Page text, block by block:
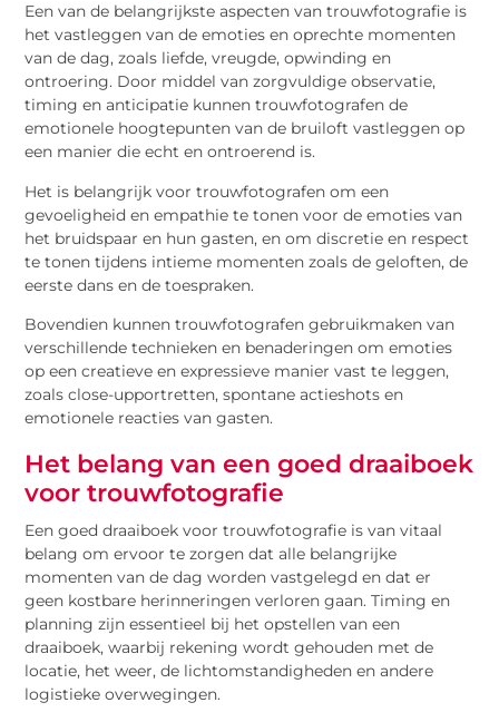
Een van de belangrijkste aspecten van trouwfotografie is
het vastleggen van de emoties en oprechte momenten
van de dag, zoals liefde, vreugde, opwinding en
ontroering. Door middel van zorgvuldige observatie,
timing en anticipatie kunnen trouwfotografen de
emotionele hoogtepunten van de bruiloft vastleggen op
een manier die echt en ontroerend is.
Het is belangrijk voor trouwfotografen om een
gevoeligheid en empathie te tonen voor de emoties van
het bruidspaar en hun gasten, en om discretie en respect
te tonen tijdens intieme momenten zoals de geloften, de
eerste dans en de toespraken.
Bovendien kunnen trouwfotografen gebruikmaken van
verschillende technieken en benaderingen om emoties
op een creatieve en expressieve manier vast te leggen,
zoals close-upportretten, spontane actieshots en
emotionele reacties van gasten.
Het belang van een goed draaiboek
voor trouwfotografie
Een goed draaiboek voor trouwfotografie is van vitaal
belang om ervoor te zorgen dat alle belangrijke
momenten van de dag worden vastgelegd en dat er
geen kostbare herinneringen verloren gaan. Timing en
planning zijn essentieel bij het opstellen van een
draaiboek, waarbij rekening wordt gehouden met de
locatie, het weer, de lichtomstandigheden en andere
logistieke overwegingen.